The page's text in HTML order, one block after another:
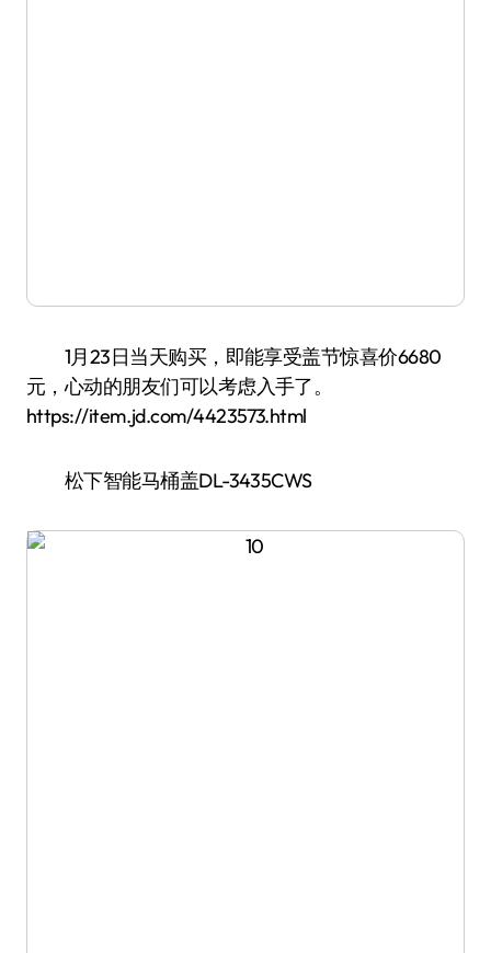
1月23日当天购买，即能享受盖节惊喜价6680
元，心动的朋友们可以考虑入手了。
https://item.jd.com/4423573.html
松下智能马桶盖DL-3435CWS